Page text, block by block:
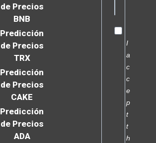
de Precios
BNB
Predicción
de Precios
TRX
Predicción
de Precios
CAKE
Predicción
de Precios
ADA
I
a
c
c
e
p
t
t
h